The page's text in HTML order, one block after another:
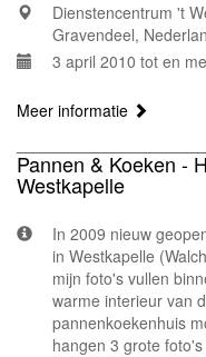
Dienstencentrum 't
Gravendeel,
3 april 2010 tot en
Meer informatie
Pannen & Koeken -
Westkapelle
In 2009 nieuw
in Westkapelle
mijn foto's vullen
warme interieur van
pannenkoekenhuis
hangen 3 grote